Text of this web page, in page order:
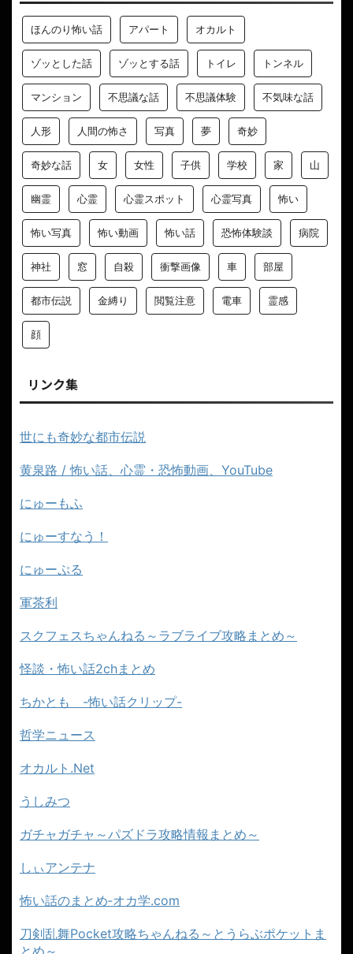
ほんのり怖い話 アパート オカルト
ゾッとした話 ゾッとする話 トイレ トンネル
マンション 不思議な話 不思議体験 不気味な話
人形 人間の怖さ 写真 夢 奇妙
奇妙な話 女 女性 子供 学校 家 山
幽霊 心霊 心霊スポット 心霊写真 怖い
怖い写真 怖い動画 怖い話 恐怖体験談 病院
神社 窓 自殺 衝撃画像 車 部屋
都市伝説 金縛り 閲覧注意 電車 霊感
顔
リンク集
世にも奇妙な都市伝説
黄泉路 / 怖い話、心霊・恐怖動画、YouTube
にゅーもふ
にゅーすなう！
にゅーぷる
軍茶利
スクフェスちゃんねる～ラブライブ攻略まとめ～
怪談・怖い話2chまとめ
ちかとも -怖い話クリップ-
哲学ニュース
オカルト.Net
うしみつ
ガチャガチャ～パズドラ攻略情報まとめ～
しぃアンテナ
怖い話のまとめ‐オカ学.com
刀剣乱舞Pocket攻略ちゃんねる～とうらぶポケットま